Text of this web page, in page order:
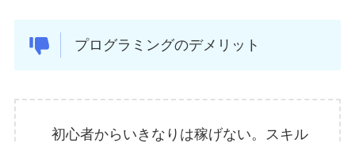
プログラミングのデメリット
初心者からいきなりは稼げない。スキル